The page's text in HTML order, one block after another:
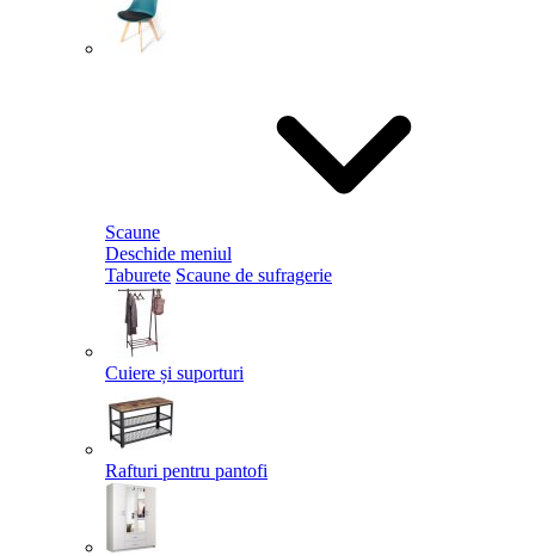
Scaune
Deschide meniul
Taburete Scaune de sufragerie
Cuiere și suporturi
Rafturi pentru pantofi